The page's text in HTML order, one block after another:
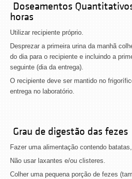
Doseamentos
horas
Utilizar recipiente próprio.
Desprezar a primeira urina da manhã
do dia para o recipiente e incluindo a
seguinte (dia da entrega).
O recipiente deve ser mantido no
entrega no laboratório.
Grau de digestão das fezes
Fazer uma alimentação contendo
Não usar laxantes e/ou clisteres.
Colher uma pequena porção de fezes